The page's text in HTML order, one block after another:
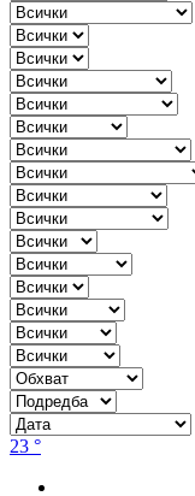
23 °